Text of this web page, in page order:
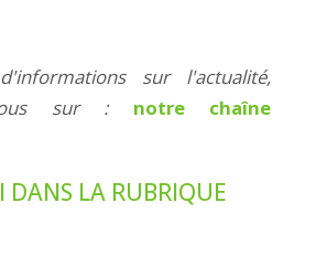
sur l'actualité,
sur : notre chaîne
DANS LA RUBRIQUE